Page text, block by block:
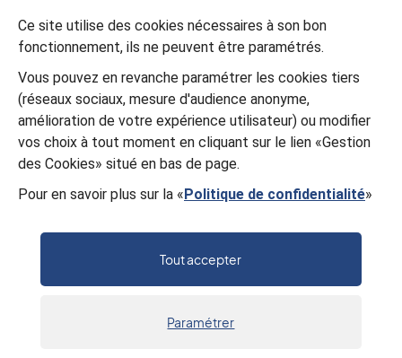
Validation*
caractèresde la série.
J F L 9 N C S J
Ce site utilise des cookies nécessaires à son bon
fonctionnement, ils ne peuvent être paramétrés.
Vous pouvez en revanche paramétrer les cookies tiers
(réseaux sociaux, mesure d'audience anonyme,
amélioration de votre expérience utilisateur) ou modifier
vos choix à tout moment en cliquant sur le lien «Gestion
des Cookies» situé en bas de page.
Pour en savoir plus sur la «Politique de confidentialité»
Tout accepter
Paramétrer